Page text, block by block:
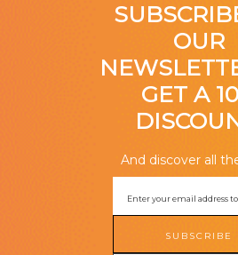
OUR
GET A
And discover all
SUBSCRIBE